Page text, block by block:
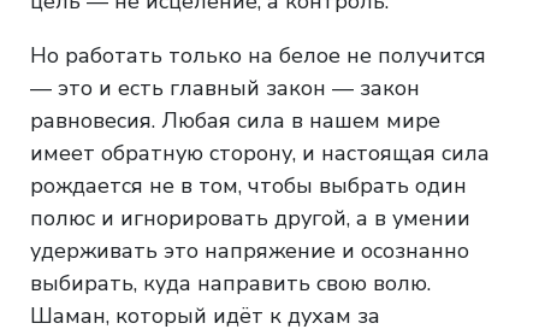
Но работать только на белое не получится
— это и есть главный закон — закон
равновесия. Любая сила в нашем мире
имеет обратную сторону, и настоящая сила
рождается не в том, чтобы выбрать один
полюс и игнорировать другой, а в умении
удерживать это напряжение и осознанно
выбирать, куда направить свою волю.
Шаман, который идёт к духам за